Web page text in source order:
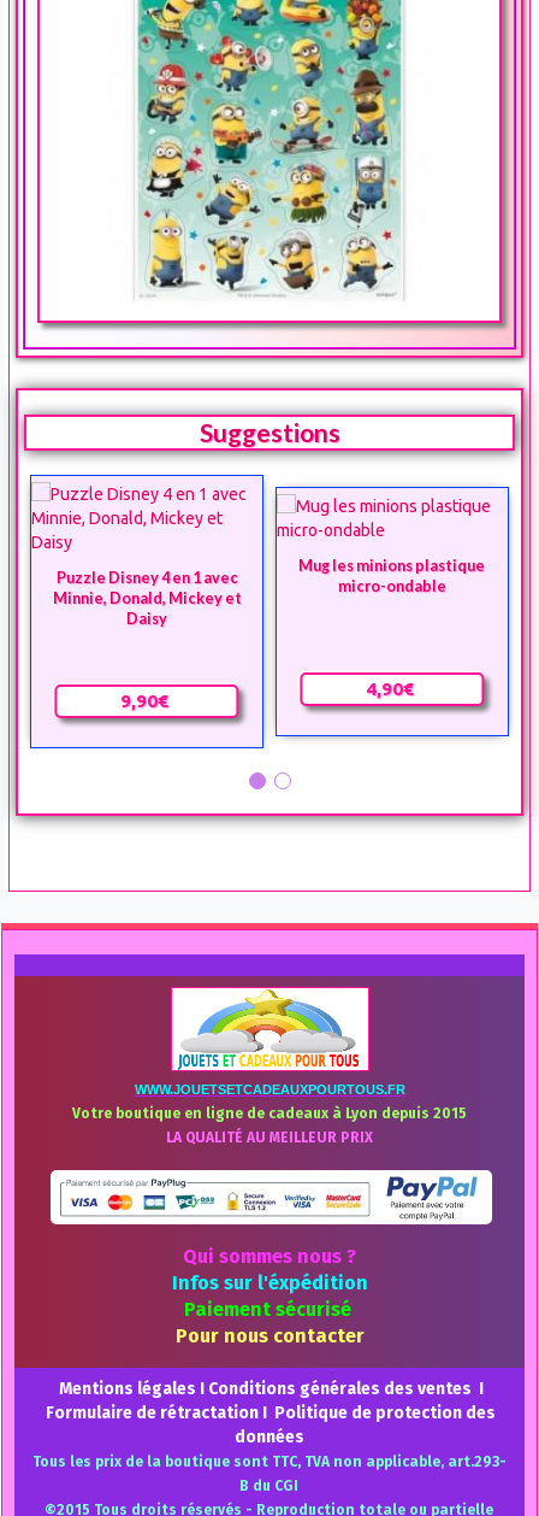
Suggestions
Puzzle Disney 4 en 1 avec
Minnie, Donald, Mickey et
Daisy
9,90€
Mug les minions plastique
micro-ondable
4,90€
WWW.JOUETSETCADEAUXPOURTOUS.FR
Votre boutique en ligne de cadeaux à Lyon depuis 2015
LA QUALITÉ AU MEILLEUR PRIX
Qui sommes nous ?
Infos sur l'éxpédition
Paiement sécurisé
Pour nous contacter
Mentions légales I Conditions générales des ventes I
Formulaire de rétractation I Politique de protection des
données
Tous les prix de la boutique sont TTC, TVA non applicable, art.293-
B du CGI
©2015 Tous droits réservés - Reproduction totale ou partielle